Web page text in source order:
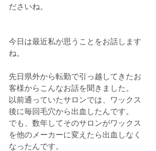
ださいね。
今日は最近私が思うことをお話します
ね。
先日県外から転勤で引っ越してきたお
客様からこんなお話を聞きました。
以前通っていたサロンでは、ワックス
後に毎回毛穴から出血したんです。
でも、数年してそのサロンがワックス
を他のメーカーに変えたら出血しなく
なったんです。